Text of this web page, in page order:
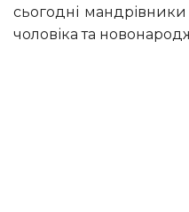
сьогодні
чоловіка та